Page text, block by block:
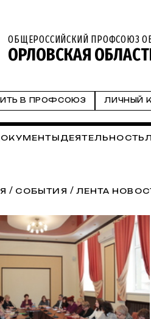
ОБЩЕРОССИЙСКИЙ ПРОФСОЮЗ
ОРЛОВСКАЯ
В ПРОФСОЮЗ ЛИЧНЫЙ
ДЕЯТЕЛЬНОСТЬ
/ СОБЫТИЯ / ЛЕНТА